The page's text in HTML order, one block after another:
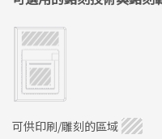
可供印刷/雕刻的區域